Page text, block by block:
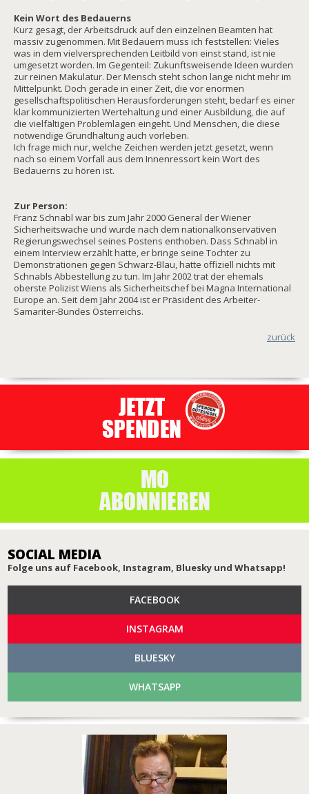
Kein Wort des Bedauerns
Kurz gesagt, der Arbeitsdruck auf den einzelnen Beamten hat
massiv zugenommen. Mit Bedauern muss ich feststellen: Vieles
was in dem vielversprechenden Leitbild von einst stand, ist nie
umgesetzt worden. Im Gegenteil: Zukunftsweisende Ideen wurden
zur reinen Makulatur. Der Mensch steht schon lange nicht mehr im
Mittelpunkt. Doch gerade in einer Zeit, die vor enormen
gesellschaftspolitischen Herausforderungen steht, bedarf es einer
klar kommunizierten Wertehaltung und einer Ausbildung, die auf
die vielfältigen Problemlagen eingeht. Und Menschen, die diese
notwendige Grundhaltung auch vorleben.
Ich frage mich nur, welche Zeichen werden jetzt gesetzt, wenn
nach so einem Vorfall aus dem Innenressort kein Wort des
Bedauerns zu hören ist.
Zur Person:
Franz Schnabl war bis zum Jahr 2000 General der Wiener
Sicherheitswache und wurde nach dem nationalkonservativen
Regierungswechsel seines Postens enthoben. Dass Schnabl in
einem Interview erzählt hatte, er bringe seine Tochter zu
Demonstrationen gegen Schwarz-Blau, hatte offiziell nichts mit
Schnabls Abbestellung zu tun. Im Jahr 2002 trat der ehemals
oberste Polizist Wiens als Sicherheitschef bei Magna International
Europe an. Seit dem Jahr 2004 ist er Präsident des Arbeiter-
Samariter-Bundes Österreichs.
zurück
SOCIAL MEDIA
Folge uns auf Facebook, Instagram, Bluesky und Whatsapp!
FACEBOOK
INSTAGRAM
BLUESKY
WHATSAPP